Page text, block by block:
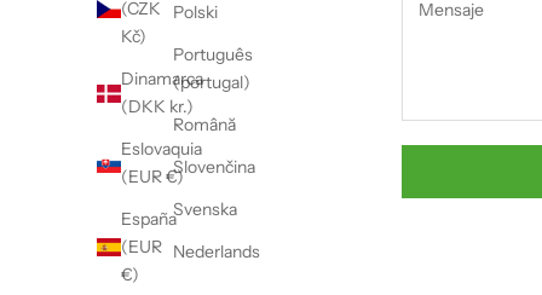
(CZK
Kč)
Dinamarca
(DKK kr.)
Eslovaquia
(EUR €)
España
(EUR
€)
Polski
Português
(portugal)
Română
Slovenčina
Svenska
Nederlands